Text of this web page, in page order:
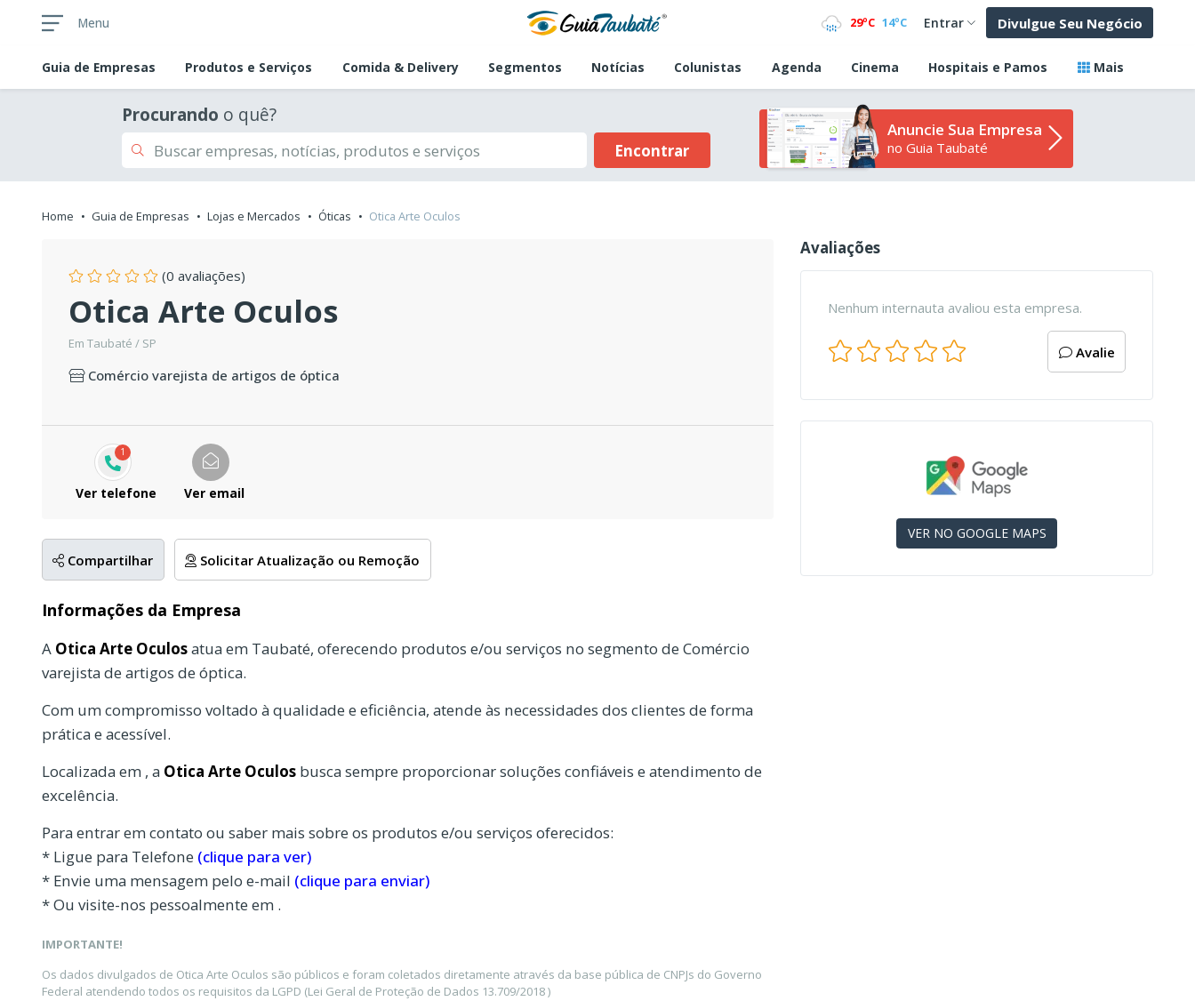
Menu 29ºC 14ºC Entrar Divulgue Seu Negócio
Guia de Empresas Produtos e Serviços Comida & Delivery Segmentos Notícias Colunistas Agenda Cinema Hospitais e Pamos Mais
Procurando o quê?
Encontrar
Anuncie Sua Empresa
no Guia Taubaté
Home Guia de Empresas Lojas e Mercados Óticas Otica Arte Oculos
(0 avaliações)
Otica Arte Oculos
Em Taubaté / SP
Comércio varejista de artigos de óptica
1
Ver telefone Ver email
Compartilhar Solicitar Atualização ou Remoção
Informações da Empresa
A Otica Arte Oculosatua em Taubaté, oferecendo produtos e/ou serviços no segmento de Comércio
varejista de artigos de óptica.
Com um compromisso voltado à qualidade e eficiência, atende às necessidades dos clientes de forma
prática e acessível.
Localizada em , a Otica Arte Oculos busca sempre proporcionar soluções confiáveis e atendimento de
excelência.
Para entrar em contato ou saber mais sobre os produtos e/ou serviços oferecidos:
* Ligue para Telefone (clique para ver)
* Envie uma mensagem pelo e-mail (clique para enviar)
* Ou visite-nos pessoalmente em .
IMPORTANTE!
Os dados divulgados de Otica Arte Oculos são públicos e foram coletados diretamente através da base pública de CNPJs do Governo
Federal atendendo todos os requisitos da LGPD (Lei Geral de Proteção de Dados 13.709/2018 )
Avaliações
Nenhum internauta avaliou esta empresa.
Avalie
VER NO GOOGLE MAPS